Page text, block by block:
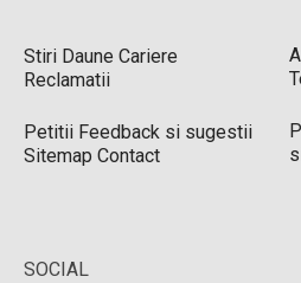
Stiri Daune Cariere
Reclamatii
Petitii Feedback si sugestii
Sitemap Contact
SOCIAL